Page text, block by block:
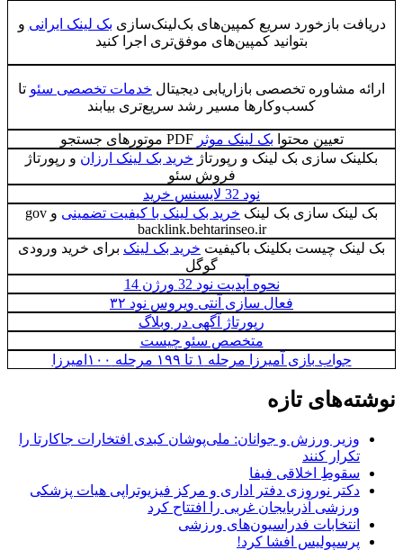
دریافت بازخورد سریع کمپین‌های بک‌لینک‌سازی بک لینک ایرانی و
بتوانید کمپین‌های موفق‌تری اجرا کنید
ارائه مشاوره تخصصی بازاریابی دیجیتال خدمات تخصصی سئو تا
کسب‌وکارها مسیر رشد سریع‌تری بیابند
تعیین محتوا بک لینک موثر PDF موتورهای جستجو
بکلینک سازی بک لینک و رپورتاژ خرید بک لینک ارزان و رپورتاژ
فروش سئو
نود 32 لایسنس خرید
بک لینک سازی بک لینک خرید بک لینک با کیفیت تضمینی
و gov
backlink.behtarinseo.ir
بک لینک چیست بکلینک باکیفیت خرید بک لینک برای خرید ورودی
گوگل
نحوه آپدیت نود 32 ورژن 14
فعال سازی آنتی ویروس نود ۳۲
رپورتاژ آگهی در وبلاگ‌
متخصص سئو چیست
جواب بازی آمیرزا مرحله ۱ تا ۱۹۹ مرحله ۱۰۰امیرزا
نوشته‌های تازه
وزیر ورزش و جوانان: ملی‌پوشان کبدی افتخارات جاکارتا را
تکرار کنند
سقوطِ اخلاقی فیفا
دکتر نوروزی دفتر اداری و مرکز فیزیوتراپی هیات پزشکی
ورزشی آذربایجان غربی را افتتاح کرد
انتخابات فدراسیون‌های ورزشی
پرسپولیس افشا کرد!